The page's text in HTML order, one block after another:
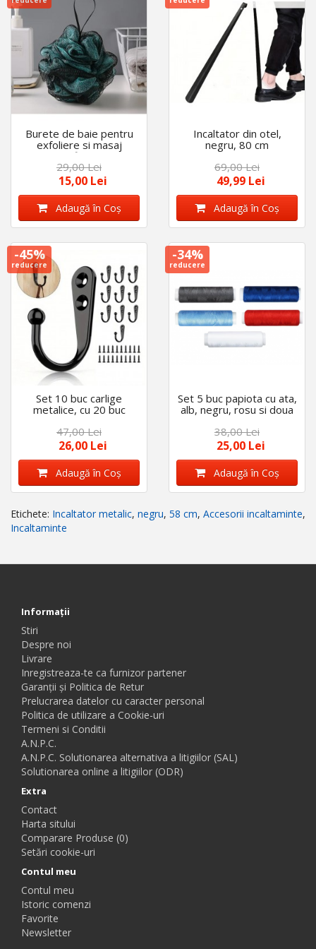
Burete de baie pentru
exfoliere si masaj
corporal, fin si moale,
delicat cu pielea,
negru/turcoaz
29,00 Lei
15,00 Lei
Adaugă în Coş
Incaltator din otel,
negru, 80 cm
69,00 Lei
49,99 Lei
Adaugă în Coş
-45%
reducere
Set 10 buc carlige
metalice, cu 20 buc
47,00 Lei
26,00 Lei
Adaugă în Coş
-34%
reducere
Set 5 buc papiota cu ata,
alb, negru, rosu si doua
nuante de albastru
38,00 Lei
25,00 Lei
Adaugă în Coş
Etichete: Incaltator metalic, negru, 58 cm, Accesorii incaltaminte,
Incaltaminte
Informaţii
Stiri
Despre noi
Livrare
Inregistreaza-te ca furnizor partener
Garanții și Politica de Retur
Prelucrarea datelor cu caracter personal
Politica de utilizare a Cookie-uri
Termeni si Conditii
A.N.P.C.
A.N.P.C. Solutionarea alternativa a litigiilor (SAL)
Solutionarea online a litigiilor (ODR)
Extra
Contact
Harta sitului
Comparare Produse (0)
Setări cookie-uri
Contul meu
Contul meu
Istoric comenzi
Favorite
Newsletter